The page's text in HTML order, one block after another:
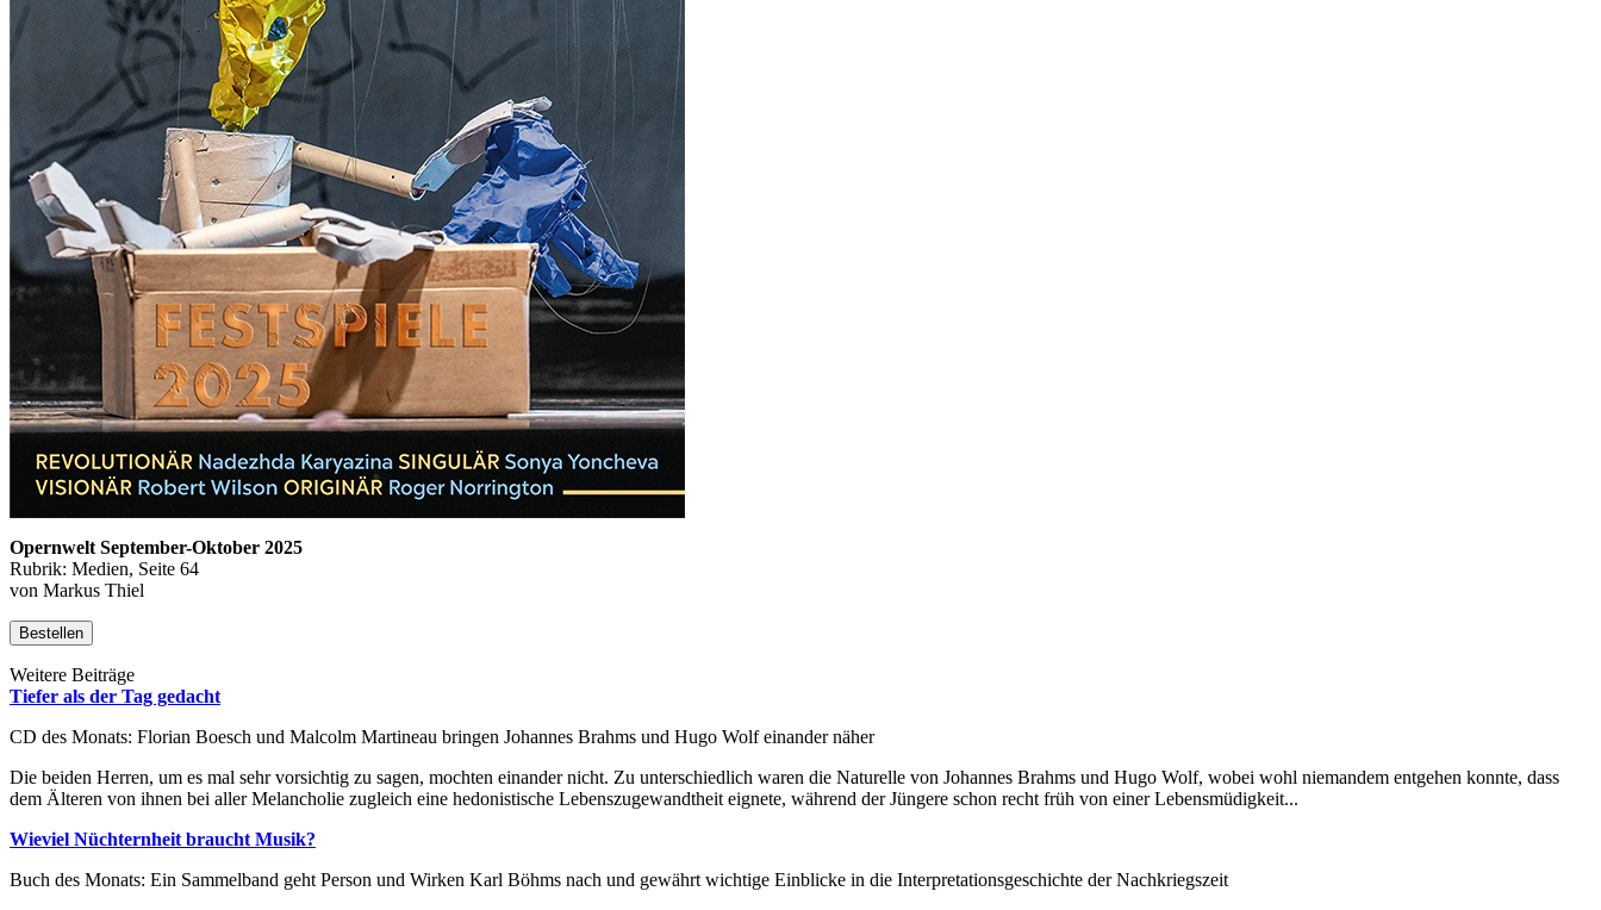
Opernwelt September-Oktober 2025
Rubrik: Medien, Seite 64
von Markus Thiel
Bestellen
Weitere Beiträge
Tiefer als der Tag gedacht
CD des Monats: Florian Boesch und Malcolm Martineau bringen Johannes Brahms und Hugo Wolf einander näher
Die beiden Herren, um es mal sehr vorsichtig zu sagen, mochten einander nicht. Zu unterschiedlich waren die Naturelle von Johannes Brahms und Hugo Wolf, wobei wohl niemandem entgehen konnte, dass
dem Älteren von ihnen bei aller Melancholie zugleich eine hedonistische Lebenszugewandtheit eignete, während der Jüngere schon recht früh von einer Lebensmüdigkeit...
Wieviel Nüchternheit braucht Musik?
Buch des Monats: Ein Sammelband geht Person und Wirken Karl Böhms nach und gewährt wichtige Einblicke in die Interpretationsgeschichte der Nachkriegszeit